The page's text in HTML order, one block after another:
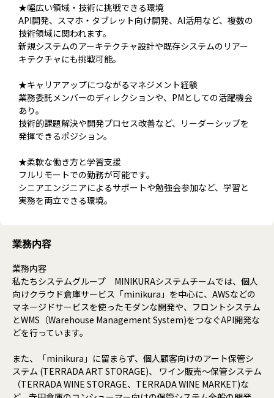
★幅広い領域・技術に挑戦できる環境
API開発、スマホ・タブレット向け開発、AI活用など、複数の
技術領域に関われます。
新規システムのアーキテクチャ設計や既存システムのリアー
キテクチャにも挑戦可能。
★キャリアアップにつながるマネジメント経験
業務委託メンバーのディレクションや、PMとしての活躍機会
あり。
技術的課題解決や開発プロセス改善など、リーダーシップを
発揮できるポジション。
★柔軟な働き方と学習支援
フルリモートでの勤務が可能です。
シニアエンジニアによるサポートや勉強会参加など、学習と
実務を両立できる環境。
業務内容
業務内容
私たちシステムグループ MINIKURAシステムチームでは、個人
向けクラウド倉庫サービス「minikura」を中心に、AWSなどの
マネージドサービスを使ったモダンな開発や、フロントシステム
とWMS（Warehouse Management System)をつなぐAPI開発な
どを行っています。
また、「minikura」に留まらず、個人顧客向けのアート保管シ
ステム (TERRADA ART STORAGE)、 ワイン販売～保管システム
（TERRADA WINE STORAGE、TERRADA WINE MARKET)な